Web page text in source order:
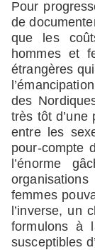
Pour
de
que les
hommes et
étrangères
des
très tôt d’une
entre les
pour-compte
l’énorme
femmes
l’inverse, un
formulons à
susceptibles